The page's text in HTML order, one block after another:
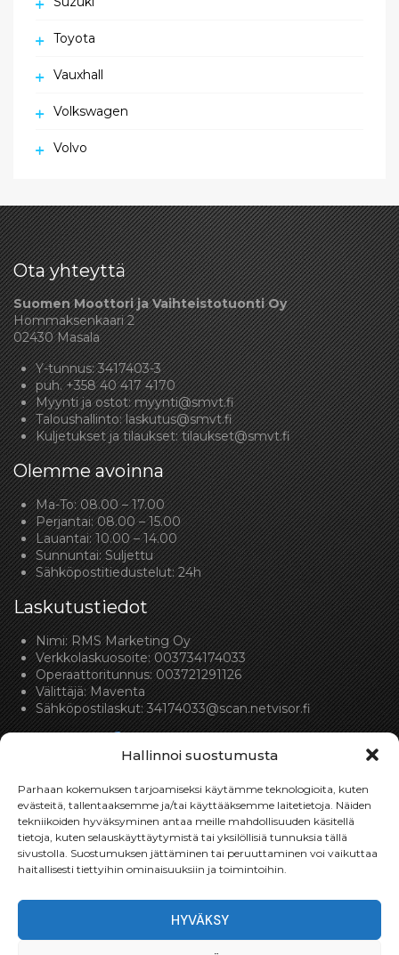
Hallinnoi suostumusta
Parhaan kokemuksen tarjoamiseksi käytämme teknologioita, kuten
evästeitä, tallentaaksemme ja/tai käyttääksemme laitetietoja. Näiden
tekniikoiden hyväksyminen antaa meille mahdollisuuden käsitellä
tietoja, kuten selauskäyttäytymistä tai yksilöllisiä tunnuksia tällä
sivustolla. Suostumuksen jättäminen tai peruuttaminen voi vaikuttaa
haitallisesti tiettyihin ominaisuuksiin ja toimintoihin.
HYVÄKSY
Toyota
Vauxhall
Volkswagen
Volvo
Ota yhteyttä
Suomen Moottori ja Vaihteistotuonti Oy
Hommaksenkaari 2
02430 Masala
Y-tunnus: 3417403-3
puh.+358 40 417 4170
Myynti ja ostot:myynti@smvt.fi
Taloushallinto:laskutus@smvt.fi
Kuljetukset ja tilaukset:tilaukset@smvt.fi
Olemme avoinna
Ma-To: 08.00 – 17.00
Perjantai: 08.00 – 15.00
Lauantai: 10.00 – 14.00
Sunnuntai: Suljettu
Sähköpostitiedustelut: 24h
Laskutustiedot
Nimi: RMS Marketing Oy
Verkkolaskuosoite: 003734174033
Operaattoritunnus: 003721291126
Välittäjä: Maventa
Sähköpostilaskut:34174033@scan.netvisor.fi
Toimitukset
Toimitamme osat perille toimitusperiaatteella siihen
osan toimitettavan.
Toimitusaika on yleensä noin yksi (1) viikko tilauspäivästä.
Toimitus- & takuuehdot